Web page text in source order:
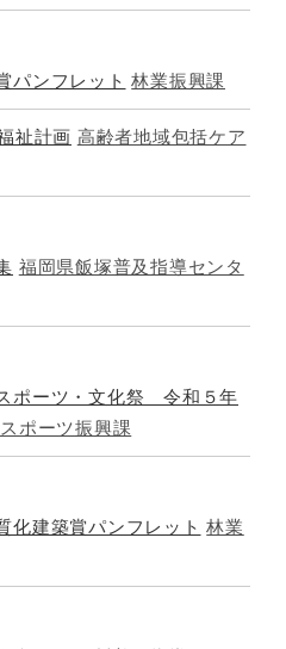
パンフレット 林業振興課
祉計画 高齢者地域包括ケア
福岡県飯塚普及指導センタ
ポーツ・文化祭 令和５年
ポーツ振興課
化建築賞パンフレット 林業